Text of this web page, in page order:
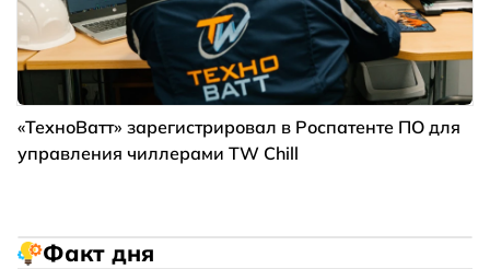
«ТехноВатт» зарегистрировал в Роспатенте ПО для
управления чиллерами TW Chill
Факт дня